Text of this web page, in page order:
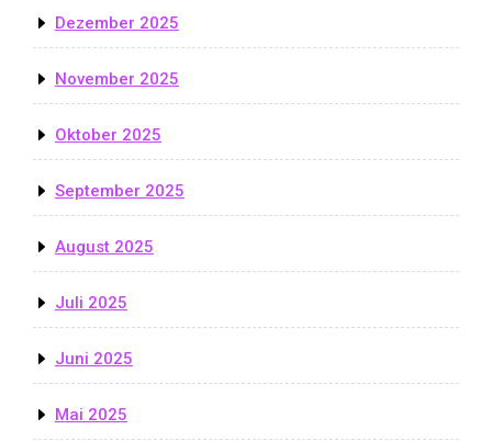
Dezember 2025
November 2025
Oktober 2025
September 2025
August 2025
Juli 2025
Juni 2025
Mai 2025